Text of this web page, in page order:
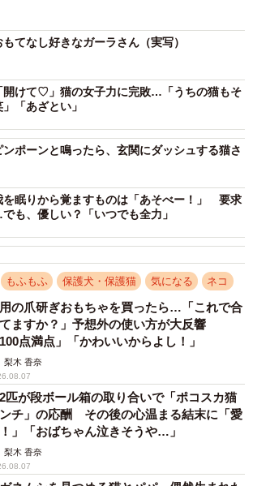
もてなし好きなガーラさん（実写）
開けて♡」猫の女子力に完敗…「うちの猫もそ
「あざとい」
ンポーンと鳴ったら、玄関にダッシュする猫さ
を眠りから覚ますものは「あそべー！」 要求
も、優しい？「いつでも全力」
もふもふ 保護犬・保護猫 気になる ネコ
の爪研ぎおもちゃを買ったら…「これで合
ますか？」予想外の使い方が大反響
100点満点」「かわいいからよし！」
梨木 香奈
匹が段ボール箱の取り合いで「ポコスカ猫
チ」の応酬 その後の心温まる結末に「愛
」「おばちゃん泣きそうや…」
梨木 香奈